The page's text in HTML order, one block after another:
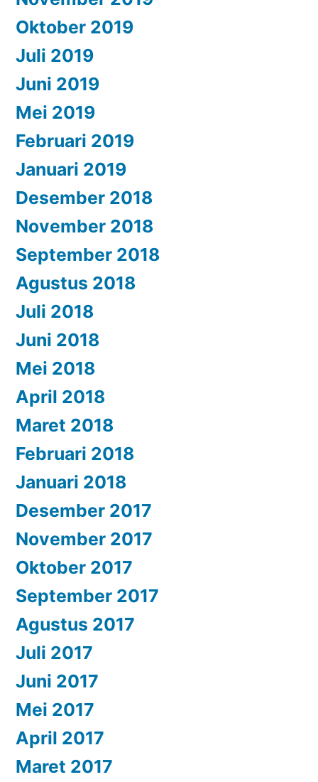
Oktober 2019
Juli 2019
Juni 2019
Mei 2019
Februari 2019
Januari 2019
Desember 2018
November 2018
September 2018
Agustus 2018
Juli 2018
Juni 2018
Mei 2018
April 2018
Maret 2018
Februari 2018
Januari 2018
Desember 2017
November 2017
Oktober 2017
September 2017
Agustus 2017
Juli 2017
Juni 2017
Mei 2017
April 2017
Maret 2017